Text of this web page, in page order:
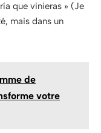
que vinieras » (Je
mais dans un
de
votre